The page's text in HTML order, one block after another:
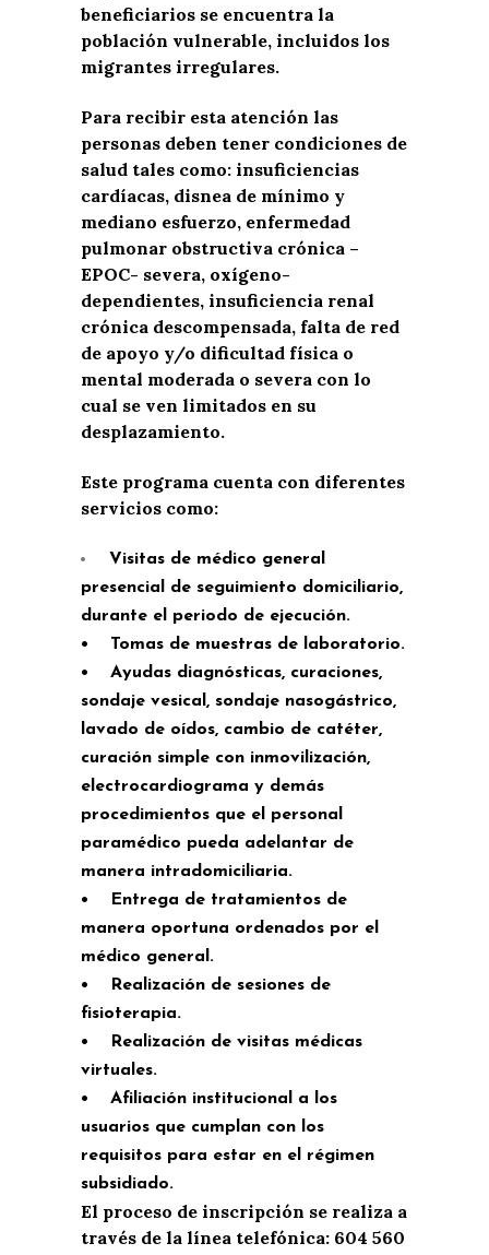
beneficiarios se encuentra la
población vulnerable, incluidos los
migrantes irregulares.
Para recibir esta atención las
personas deben tener condiciones de
salud tales como: insuficiencias
cardíacas, disnea de mínimo y
mediano esfuerzo, enfermedad
pulmonar obstructiva crónica –
EPOC- severa, oxígeno-
dependientes, insuficiencia renal
crónica descompensada, falta de red
de apoyo y/o dificultad física o
mental moderada o severa con lo
cual se ven limitados en su
desplazamiento.
Este programa cuenta con diferentes
servicios como:
Visitas de médico general
presencial de seguimiento domiciliario,
durante el periodo de ejecución.
• Tomas de muestras de laboratorio.
• Ayudas diagnósticas, curaciones,
sondaje vesical, sondaje nasogástrico,
lavado de oídos, cambio de catéter,
curación simple con inmovilización,
electrocardiograma y demás
procedimientos que el personal
paramédico pueda adelantar de
manera intradomiciliaria.
• Entrega de tratamientos de
manera oportuna ordenados por el
médico general.
• Realización de sesiones de
fisioterapia.
• Realización de visitas médicas
virtuales.
• Afiliación institucional a los
usuarios que cumplan con los
requisitos para estar en el régimen
subsidiado.
El proceso de inscripción se realiza a
través de la línea telefónica: 604 560